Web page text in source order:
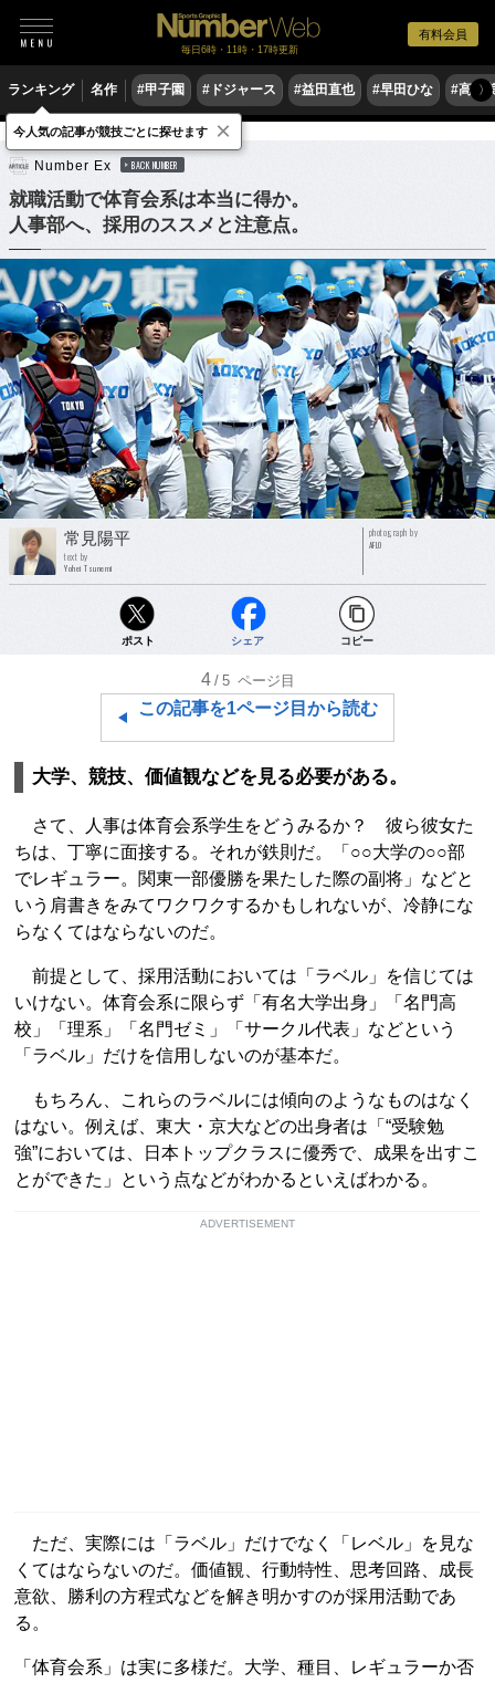
有料会員
毎日6時・11時・17時更新
ランキング 名作 #甲子園 #ドジャース #益田直也 #早田ひな #高木
〉
他競技
Number Ex BACK NUMBER
就職活動で体育会系は本当に得か。
人事部へ、採用のススメと注意点。
常見陽平
text by
Yohei Tsunemi
photograph by
AFLO
ポスト シェア コピー
4 /5 ページ目
この記事を1ページ目から読む
大学、競技、価値観などを見る必要がある。
さて、人事は体育会系学生をどうみるか？ 彼ら彼女た
ちは、丁寧に面接する。それが鉄則だ。「○○大学の○○部
でレギュラー。関東一部優勝を果たした際の副将」などと
いう肩書きをみてワクワクするかもしれないが、冷静にな
らなくてはならないのだ。
前提として、採用活動においては「ラベル」を信じては
いけない。体育会系に限らず「有名大学出身」「名門高
校」「理系」「名門ゼミ」「サークル代表」などという
「ラベル」だけを信用しないのが基本だ。
もちろん、これらのラベルには傾向のようなものはなく
はない。例えば、東大・京大などの出身者は「“受験勉
強”においては、日本トップクラスに優秀で、成果を出すこ
とができた」という点などがわかるといえばわかる。
ADVERTISEMENT
ただ、実際には「ラベル」だけでなく「レベル」を見な
くてはならないのだ。価値観、行動特性、思考回路、成長
意欲、勝利の方程式などを解き明かすのが採用活動であ
る。
「体育会系」は実に多様だ。大学、種目、レギュラーか否
今人気の記事が競技ごとに探せます ×